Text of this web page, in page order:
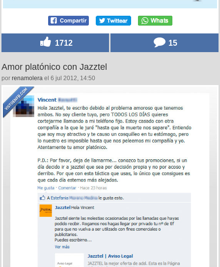
1712 15
Amor platónico con Jazztel
por renamolera el 6 jul 2012, 14:50